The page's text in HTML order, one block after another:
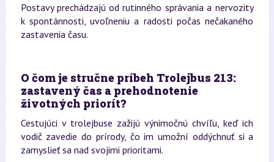
Postavy prechádzajú od rutinného správania a nervozity
k spontánnosti, uvoľneniu a radosti počas nečakaného
zastavenia času.
O čom je stručne príbeh Trolejbus 213:
zastavený čas a prehodnotenie
životných priorít?
Cestujúci v trolejbuse zažijú výnimočnú chvíľu, keď ich
vodič zavedie do prírody, čo im umožní oddýchnuť si a
zamyslieť sa nad svojimi prioritami.